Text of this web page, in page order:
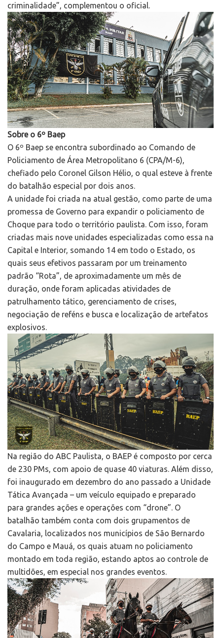
criminalidade”, complementou o oficial.
Sobre o 6º Baep
O 6º Baep se encontra subordinado ao Comando de
Policiamento de Área Metropolitano 6 (CPA/M-6),
chefiado pelo Coronel Gilson Hélio, o qual esteve à frente
do batalhão especial por dois anos.
A unidade foi criada na atual gestão, como parte de uma
promessa de Governo para expandir o policiamento de
Choque para todo o território paulista. Com isso, foram
criadas mais nove unidades especializadas como essa na
Capital e Interior, somando 14 em todo o Estado, os
quais seus efetivos passaram por um treinamento
padrão “Rota”, de aproximadamente um mês de
duração, onde foram aplicadas atividades de
patrulhamento tático, gerenciamento de crises,
negociação de reféns e busca e localização de artefatos
explosivos.
Na região do ABC Paulista, o BAEP é composto por cerca
de 230 PMs, com apoio de quase 40 viaturas. Além disso,
foi inaugurado em dezembro do ano passado a Unidade
Tática Avançada – um veículo equipado e preparado
para grandes ações e operações com “drone”. O
batalhão também conta com dois grupamentos de
Cavalaria, localizados nos municípios de São Bernardo
do Campo e Mauá, os quais atuam no policiamento
montado em toda região, estando aptos ao controle de
multidões, em especial nos grandes eventos.